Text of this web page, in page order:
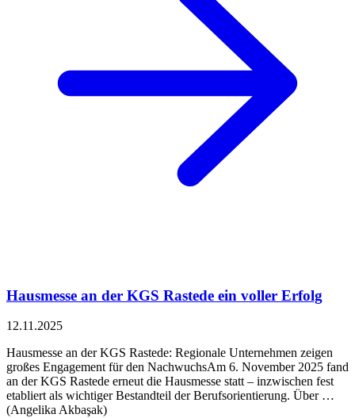
Hausmesse an der KGS Rastede ein voller Erfolg
12.11.2025
Hausmesse an der KGS Rastede: Regionale Unternehmen zeigen
großes Engagement für den NachwuchsAm 6. November 2025 fand
an der KGS Rastede erneut die Hausmesse statt – inzwischen fest
etabliert als wichtiger Bestandteil der Berufsorientierung. Über …
(Angelika Akbaşak)